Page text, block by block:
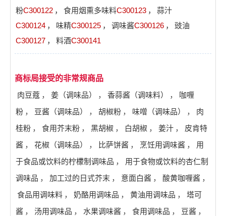
粉C300122 ， 食用烟熏多味料C300123 ，
蒜汁
C300124 ， 味精C300125 ， 调味酱C300126 ，
豉油
C300127 ， 料酒C300141
商标局接受的非常规商品
肉豆蔻 ， 姜（调味品） ， 香蒜酱（调味料） ，
咖喱
粉 ， 豆酱（调味品） ， 胡椒粉 ， 味噌（调味品） ，
肉
桂粉 ， 食用芥末粉 ， 黑胡椒 ， 白胡椒 ， 姜汁 ，
皮肯特
酱 ， 花椒（调味品） ， 比萨饼酱 ， 烹饪用调味酱 ，
用
于食品或饮料的柠檬制调味品 ，
用于食物或饮料的杏仁制
调味品 ， 加工过的日式芥末 ， 意面白酱 ， 酸黄咖喱酱 ，
食品用调味料 ， 奶酪用调味品 ， 黄油用调味品 ，
塔可
酱 ， 汤用调味品 ， 水果调味酱 ， 食用调味品 ， 豆酱 ，